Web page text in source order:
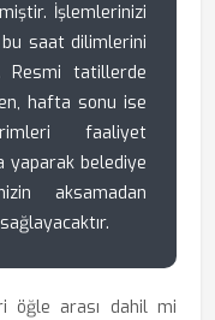
İşlemlerinizi
bu saat dilimlerini
Resmi tatillerde
hafta sonu ise
faaliyet
yaparak belediye
aksamadan
öğle arası dahil mi